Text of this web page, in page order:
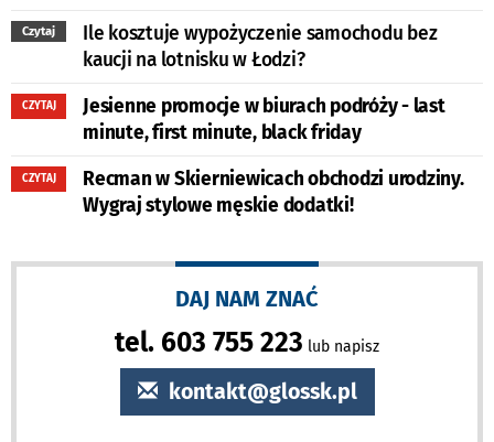
Czytaj
Ile kosztuje wypożyczenie samochodu bez
kaucji na lotnisku w Łodzi?
CZYTAJ
Jesienne promocje w biurach podróży - last
minute, first minute, black friday
CZYTAJ
Recman w Skierniewicach obchodzi urodziny.
Wygraj stylowe męskie dodatki!
DAJ NAM ZNAĆ
tel. 603 755 223 lub napisz
kontakt@glossk.pl